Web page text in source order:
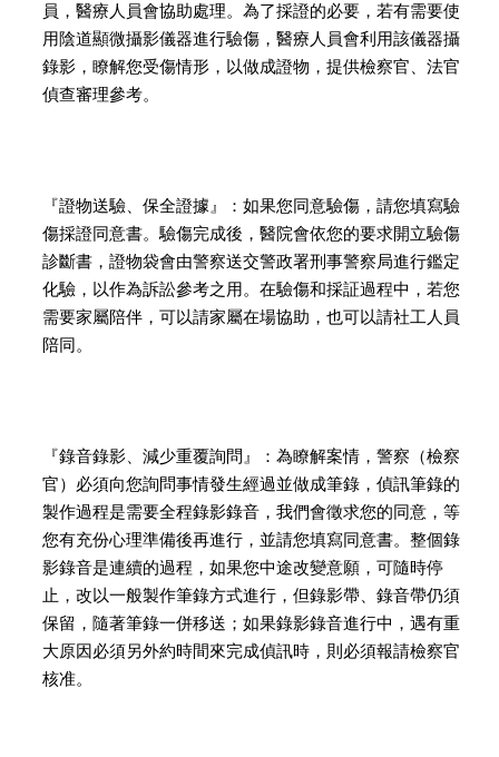
員，醫療人員會協助處理。為了採證的必要，若有需要使
用陰道顯微攝影儀器進行驗傷，醫療人員會利用該儀器攝
錄影，瞭解您受傷情形，以做成證物，提供檢察官、法官
偵查審理參考。
『證物送驗、保全證據』：如果您同意驗傷，請您填寫驗
傷採證同意書。驗傷完成後，醫院會依您的要求開立驗傷
診斷書，證物袋會由警察送交警政署刑事警察局進行鑑定
化驗，以作為訴訟參考之用。在驗傷和採証過程中，若您
需要家屬陪伴，可以請家屬在場協助，也可以請社工人員
陪同。
『錄音錄影、減少重覆詢問』：為瞭解案情，警察（檢察
官）必須向您詢問事情發生經過並做成筆錄，偵訊筆錄的
製作過程是需要全程錄影錄音，我們會徵求您的同意，等
您有充份心理準備後再進行，並請您填寫同意書。整個錄
影錄音是連續的過程，如果您中途改變意願，可隨時停
止，改以一般製作筆錄方式進行，但錄影帶、錄音帶仍須
保留，隨著筆錄一併移送；如果錄影錄音進行中，遇有重
大原因必須另外約時間來完成偵訊時，則必須報請檢察官
核准。